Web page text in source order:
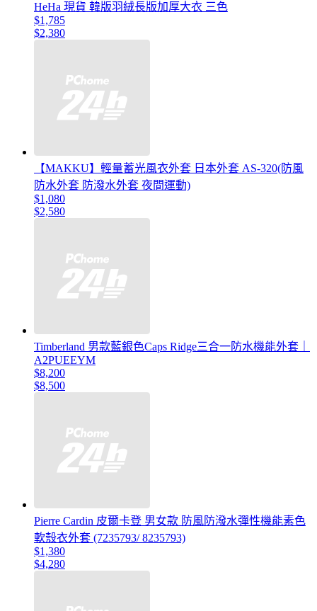
HeHa 現貨 韓版羽絨長版加厚大衣 三色
$1,785
$2,380
【MAKKU】輕量蓄光風衣外套 日本外套 AS-320(防風
防水外套 防潑水外套 夜間運動)
$1,080
$2,580
Timberland 男款藍銀色Caps Ridge三合一防水機能外套｜
A2PUEEYM
$8,200
$8,500
Pierre Cardin 皮爾卡登 男女款 防風防潑水彈性機能素色
軟殼衣外套 (7235793/ 8235793)
$1,380
$4,280